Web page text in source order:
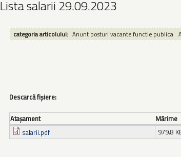
Lista salarii 29.09.2023
categoria articolului: Anunt posturi vacante functie publica
Descarcă fișiere:
Ataşament
Mărime
salarii.pdf
979.8